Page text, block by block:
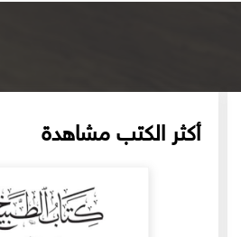
أكثر الكتب مشاهدة